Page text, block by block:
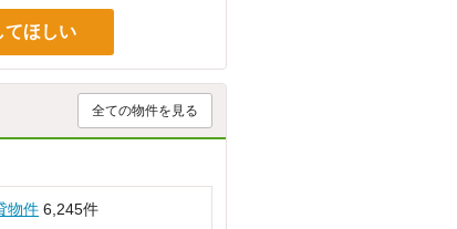
てほしい
全ての物件を見る
物件 6,245件